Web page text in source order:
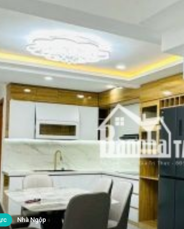
Nhà Ngộp